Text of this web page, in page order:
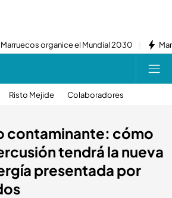
Marruecos organice el Mundial 2030
Risto Mejide Colaboradores
contaminante: cómo
tendrá la nueva
presentada por